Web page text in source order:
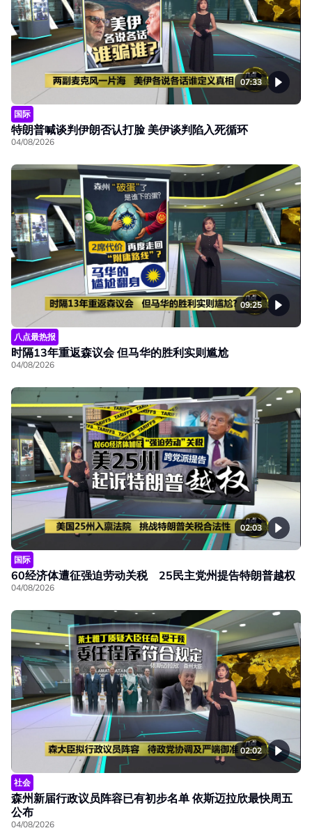
07:33
国际
特朗普喊谈判伊朗否认打脸 美伊谈判陷入死循环
04/08/2026
09:25
八点最热报
时隔13年重返森议会 但马华的胜利实则尴尬
04/08/2026
02:03
国际
60经济体遭征强迫劳动关税 25民主党州提告特朗普越权
04/08/2026
02:02
社会
森州新届行政议员阵容已有初步名单 依斯迈拉欣最快周五
公布
04/08/2026